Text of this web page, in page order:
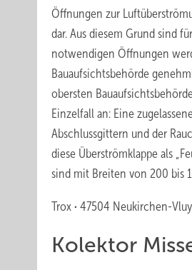
Öffnungen zur
dar. Aus diesem Grund sind
notwendigen Öffnungen
Bauaufsichtsbehörde
obersten
Einzelfall an: Eine
Abschlussgittern und der
diese Überströmklappe als
sind mit Breiten von 200 bis
Trox ·47504 Neukirchen-
Kolektor